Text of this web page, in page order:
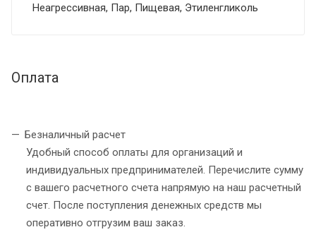
Неагрессивная, Пар, Пищевая, Этиленгликоль
Оплата
Безналичный расчет
Удобный способ оплаты для организаций и
индивидуальных предпринимателей. Перечислите сумму
с вашего расчетного счета напрямую на наш расчетный
счет. После поступления денежных средств мы
оперативно отгрузим ваш заказ.